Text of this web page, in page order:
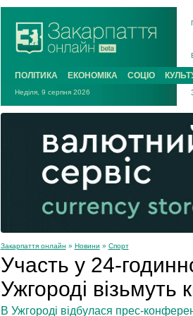
ПОЛІТИКА ЕКОНОМІКА СОЦІО
Неділя, 9 серпня 2026
Закарпаття онлайн » Новини » Спорт
Участь у 24-
Ужгороді візьмуть
В Ужгороді відбулася прес-